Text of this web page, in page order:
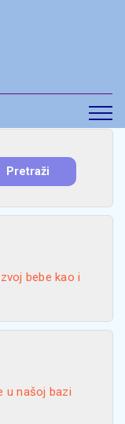
bebe kao i
u našoj bazi